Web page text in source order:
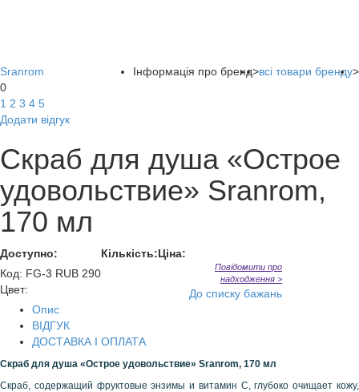
Інформація про бренд>всі товари бренду>
Sranrom
0
1 2 3 4 5
Додати відгук
Скраб для душа «Острое
удовольствие» Sranrom,
170 мл
Доступно: Кількість:Ціна:
Код: FG-3 RUB 290
Цвет:
Повідомити про
надходження >
До списку бажань
Опис
ВІДГУК
ДОСТАВКА І ОПЛАТА
Скраб для душа «Острое удовольствие» Sranrom, 170 мл
Скраб, содержащий фруктовые энзимы и витамин С, глубоко очищает кожу,